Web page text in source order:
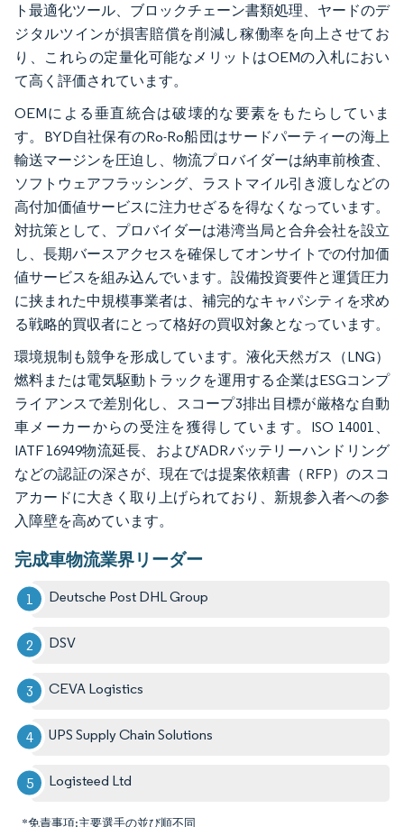
ト最適化ツール、ブロックチェーン書類処理、ヤードのデ
ジタルツインが損害賠償を削減し稼働率を向上させてお
り、これらの定量化可能なメリットはOEMの入札におい
て高く評価されています。
OEMによる垂直統合は破壊的な要素をもたらしていま
す。BYD自社保有のRo-Ro船団はサードパーティーの海上
輸送マージンを圧迫し、物流プロバイダーは納車前検査、
ソフトウェアフラッシング、ラストマイル引き渡しなどの
高付加価値サービスに注力せざるを得なくなっています。
対抗策として、プロバイダーは港湾当局と合弁会社を設立
し、長期バースアクセスを確保してオンサイトでの付加価
値サービスを組み込んでいます。設備投資要件と運賃圧力
に挟まれた中規模事業者は、補完的なキャパシティを求め
る戦略的買収者にとって格好の買収対象となっています。
環境規制も競争を形成しています。液化天然ガス（LNG）
燃料または電気駆動トラックを運用する企業はESGコンプ
ライアンスで差別化し、スコープ3排出目標が厳格な自動
車メーカーからの受注を獲得しています。ISO 14001、
IATF 16949物流延長、およびADRバッテリーハンドリング
などの認証の深さが、現在では提案依頼書（RFP）のスコ
アカードに大きく取り上げられており、新規参入者への参
入障壁を高めています。
完成車物流業界リーダー
Deutsche Post DHL Group
DSV
CEVA Logistics
UPS Supply Chain Solutions
Logisteed Ltd
*免責事項:主要選手の並び順不同